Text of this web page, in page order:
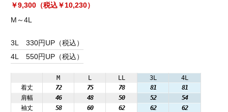
￥9,300（税込￥10,230）
M～4L
3L
330円UP（税込）
4L
550円UP（税込）
M L LL 3L
4L
着丈
72 75 78 81
81
肩幅
46 48 50 52
54
袖丈
58 60 62 62
62